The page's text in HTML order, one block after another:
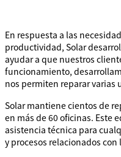
En respuesta a las
productividad, Solar
ayudar a que nuestros
funcionamiento,
nos permiten reparar varias
Solar mantiene cientos de
en más de 60 oficinas. Este
asistencia técnica para
y procesos relacionados